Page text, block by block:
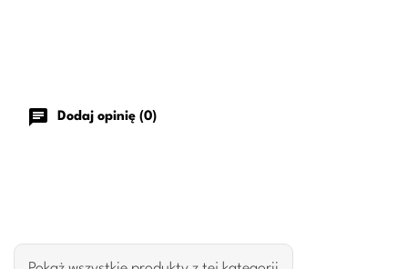
chat Dodaj opinię (0)